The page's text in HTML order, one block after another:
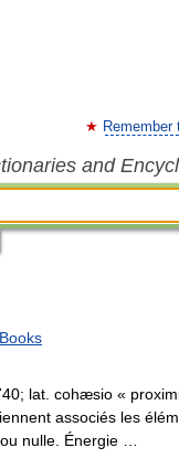
Remember
and
Books
lat. cohæsio «
associés les
nulle. Énergie …